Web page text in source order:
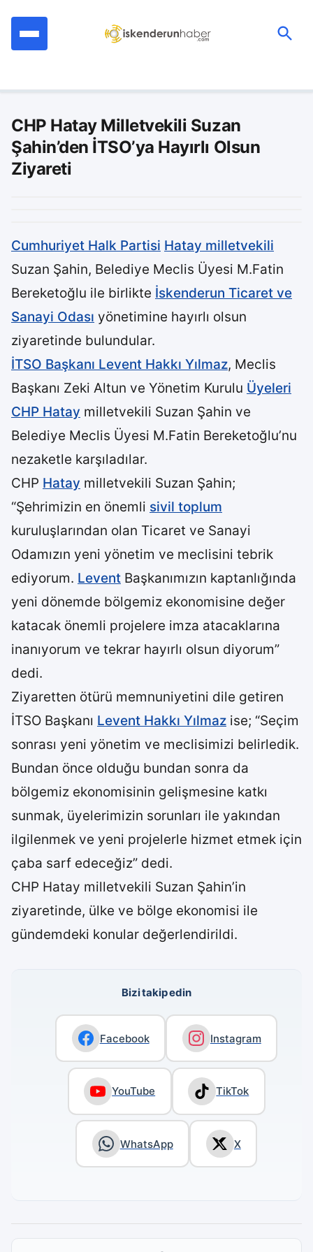
CHP Hatay Milletvekili Suzan
Şahin’den İTSO’ya Hayırlı Olsun
Ziyareti
Cumhuriyet Halk Partisi Hatay milletvekili
Suzan Şahin, Belediye Meclis Üyesi M.Fatin
Bereketoğlu ile birlikte İskenderun Ticaret ve
Sanayi Odası yönetimine hayırlı olsun
ziyaretinde bulundular.
İTSO Başkanı Levent Hakkı Yılmaz, Meclis
Başkanı Zeki Altun ve Yönetim Kurulu Üyeleri
CHP Hatay milletvekili Suzan Şahin ve
Belediye Meclis Üyesi M.Fatin Bereketoğlu’nu
nezaketle karşıladılar.
CHP Hatay milletvekili Suzan Şahin;
“Şehrimizin en önemli sivil toplum
kuruluşlarından olan Ticaret ve Sanayi
Odamızın yeni yönetim ve meclisini tebrik
ediyorum. Levent Başkanımızın kaptanlığında
yeni dönemde bölgemiz ekonomisine değer
katacak önemli projelere imza atacaklarına
inanıyorum ve tekrar hayırlı olsun diyorum”
dedi.
Ziyaretten ötürü memnuniyetini dile getiren
İTSO Başkanı Levent Hakkı Yılmaz ise; “Seçim
sonrası yeni yönetim ve meclisimizi belirledik.
Bundan önce olduğu bundan sonra da
bölgemiz ekonomisinin gelişmesine katkı
sunmak, üyelerimizin sorunları ile yakından
ilgilenmek ve yeni projelerle hizmet etmek için
çaba sarf edeceğiz” dedi.
CHP Hatay milletvekili Suzan Şahin’in
ziyaretinde, ülke ve bölge ekonomisi ile
gündemdeki konular değerlendirildi.
Bizi takip edin
Facebook Instagram
YouTube TikTok
WhatsApp X